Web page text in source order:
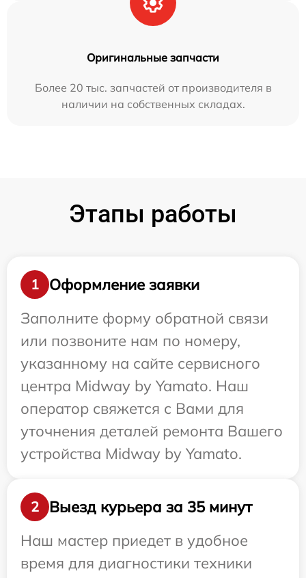
Оригинальные запчасти
Более 20 тыс. запчастей от производителя в
наличии на собственных складах.
Этапы работы
1
Оформление заявки
Заполните форму обратной связи
или позвоните нам по номеру,
указанному на сайте сервисного
центра Midway by Yamato. Наш
оператор свяжется с Вами для
уточнения деталей ремонта Вашего
устройства Midway by Yamato.
2
Выезд курьера за 35 минут
Наш мастер приедет в удобное
время для диагностики техники